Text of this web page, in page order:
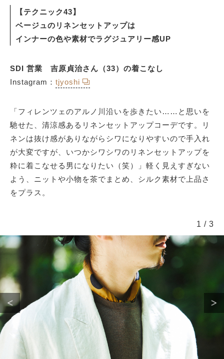
【テクニック43】
ベージュのリネンセットアップは
インナーの色や素材でラグジュアリー感UP
SDI 営業 吉原貞治さん（33）の着こなし
Instagram： tjyoshi
「フィレンツェのアルノ川沿いを歩きたい……と思いを
馳せた、清涼感あるリネンセットアップコーデです。リ
ネンは抜け感がありながらシワになりやすいので手入れ
が大変ですが、いつかシワシワのリネンセットアップを
粋に着こなせる男になりたい（笑）」軽く見えすぎない
よう、ニットや小物を茶でまとめ、シルク素材で上品さ
をプラス。
1 / 3